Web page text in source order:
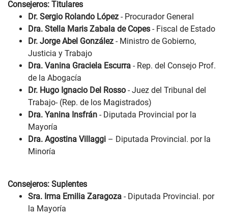
Consejeros: Titulares
Dr. Sergio Rolando López - Procurador General
Dra. Stella Maris Zabala de Copes - Fiscal de Estado
Dr. Jorge Abel González - Ministro de Gobierno,
Justicia y Trabajo
Dra. Vanina Graciela Escurra - Rep. del Consejo Prof.
de la Abogacía
Dr. Hugo Ignacio Del Rosso - Juez del Tribunal del
Trabajo- (Rep. de los Magistrados)
Dra. Yanina Insfrán - Diputada Provincial por la
Mayoría
Dra. Agostina Villaggi – Diputada Provincial. por la
Minoría
Consejeros: Suplentes
Sra. Irma Emilia Zaragoza - Diputada Provincial. por
la Mayoría